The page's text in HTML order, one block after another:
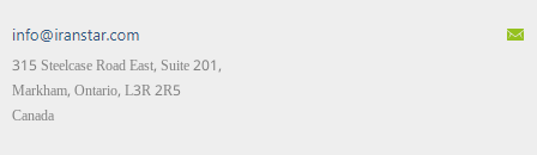
315 Steelcase Road East, Suite 201,
Markham, Ontario, L3R 2R5
Canada